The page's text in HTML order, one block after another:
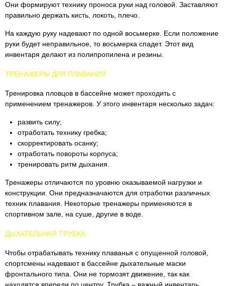
Они формируют технику проноса руки над головой. Заставляют
правильно держать кисть, локоть, плечо.
На каждую руку надевают по одной восьмерке. Если положение
руки будет неправильное, то восьмерка спадет. Этот вид
инвентаря делают из полипропилена и резины.
ТРЕНАЖЕРЫ ДЛЯ ПЛАВАНИЯ
Тренировка пловцов в бассейне может проходить с
применением тренажеров. У этого инвентаря несколько задач:
развить силу;
отработать технику гребка;
скорректировать осанку;
отработать повороты корпуса;
тренировать ритм дыхания.
Тренажеры отличаются по уровню оказываемой нагрузки и
конструкции. Они предназначаются для отработки различных
техник плавания. Некоторые тренажеры применяются в
спортивном зале, на суше, другие в воде.
ДЫХАТЕЛЬНАЯ ТРУБКА
Чтобы отрабатывать технику плаванья с опущенной головой,
спортсмены надевают в бассейне дыхательные маски
фронтального типа. Они не тормозят движение, так как